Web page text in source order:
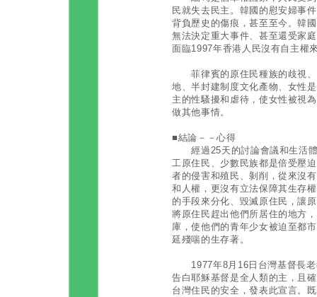
民就失去民主。韓國的慰安婦事
背負歷史的傷痕，甚至至今。韓
無法決定重大事件、甚至還受家
面臨1997年香港人民沒有自主權
菲律賓的原住民種族的歧視、
地、半封建制度文化產物、女性
主的性騷擾和虐待，使女性被視
做其他事情。
■結論－－心得
經過25天的討論會議和生活體
工原住民、少數民族都是倍受壓
者的侵害和殖民、剝削，從來沒
和人權，更沒有立法保障其生存
的手段來分化、毀滅原住民，讓
將原住民趕出他們所居住的地方
庫，使他們的青年少女被迫至都
延殘喘的生存著。
1977年8月16日台灣基督長老
告白耶穌基督是全人類的主，且
台灣住民的安全，發表此宣言。